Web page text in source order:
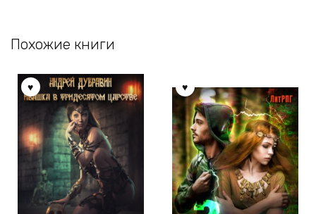
Похожие книги